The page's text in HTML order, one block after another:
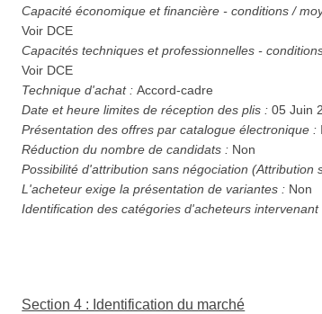
Capacité économique et financière - conditions /
Voir DCE
Capacités techniques et professionnelles -
Voir DCE
Technique d'achat : Accord-cadre
Date et heure limites de réception des plis : 05 Juin
Présentation des offres par catalogue électronique :
Réduction du nombre de candidats : Non
L'acheteur exige la présentation de variantes : Non
Identification des catégories d'acheteurs intervenant
Section 4 : Identification du marché